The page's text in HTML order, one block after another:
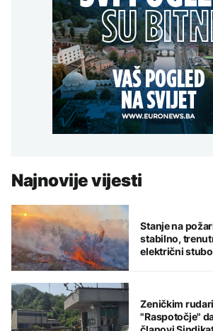
Najnovije vijesti
Stanje na
stabilno,
električni
Zeničkim
"Raspotočje"